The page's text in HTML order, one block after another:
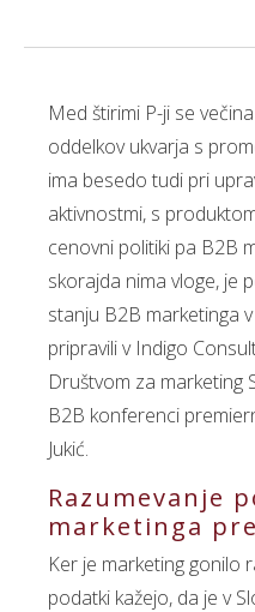
Med štirimi P-ji se
oddelkov ukvarja s
ima besedo tudi pri
aktivnostmi, s
cenovni politiki pa B2B
skorajda nima vloge, je
stanju B2B marketinga
pripravili v Indigo
Društvom za marketing
B2B konferenci
Jukić.
Razumevanje
marketinga
Ker je marketing gonilo
podatki kažejo, da je v